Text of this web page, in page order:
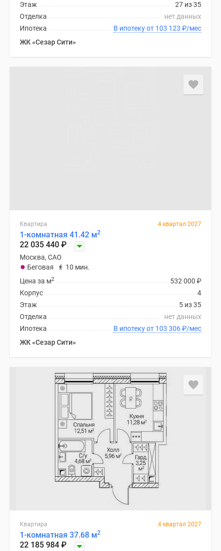
27 из 35
Этаж
нет данных
Отделка
В ипотеку от 103 123 ₽/мес
Ипотека
ЖК «Сезар Сити»
Квартира 4 квартал 2027
1-комнатная 41.42 м2
22 035 440 ₽
Москва, САО
Беговая
10 мин.
532 000 ₽
Цена за м2
4
Корпус
5 из 35
Этаж
нет данных
Отделка
В ипотеку от 103 306₽/мес
Ипотека
ЖК «Сезар Сити»
Квартира 4 квартал 2027
1-комнатная 37.68 м2
22 185 984 ₽